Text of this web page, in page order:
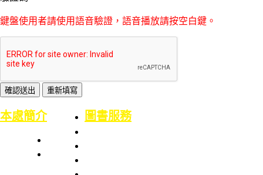
鍵盤使用者請使用語音驗證，語音播放請按空白鍵。
本處簡介 圖書服務